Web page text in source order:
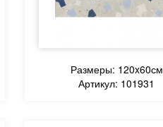
Размеры: 120x60см
Артикул: 101931